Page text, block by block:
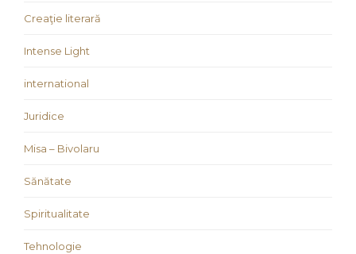
Creaţie literară
Intense Light
international
Juridice
Misa – Bivolaru
Sănătate
Spiritualitate
Tehnologie